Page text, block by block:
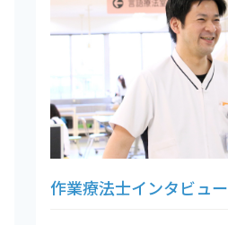
作業療法士インタビュー